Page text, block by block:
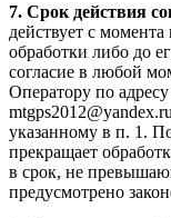
7. Срок действия
действует с
обработки либо до
согласие в любой
Оператору по
указанному в п. 1.
прекращает
в срок, не
предусмотрено